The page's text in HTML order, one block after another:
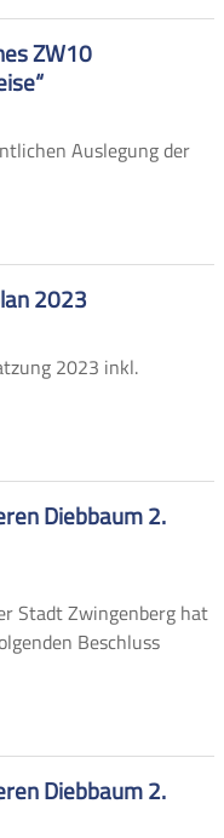
ZW10
Auslegung der
2023
2023 inkl.
Diebbaum 2.
Stadt Zwingenberg hat
Beschluss
Diebbaum 2.